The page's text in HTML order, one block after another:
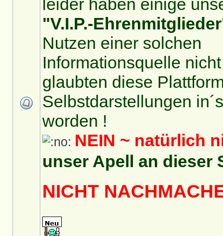
leider haben einige
"V.I.P.-
Nutzen einer solchen
Informationsquelle
glaubten diese
Selbstdarstellungen
worden !
NEIN ~ natürlich
unser Apell an dieser
NICHT